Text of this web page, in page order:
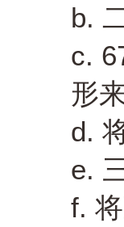
b.
c.
形
d.
e.
f.